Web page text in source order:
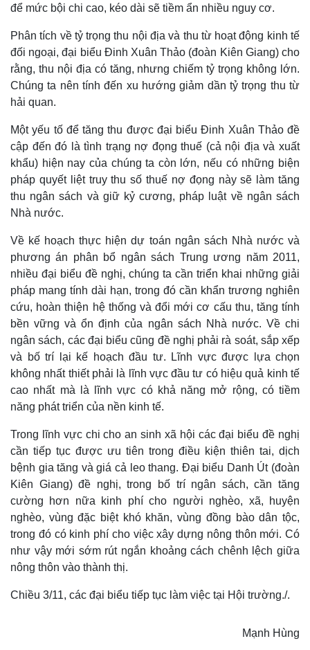
Infographic
để mức bội chi cao, kéo dài sẽ tiềm ẩn nhiều nguy cơ.
Phân tích về tỷ trọng thu nội địa và thu từ hoạt động kinh tế
đối ngoại, đại biểu Đinh Xuân Thảo (đoàn Kiên Giang) cho
rằng, thu nội địa có tăng, nhưng chiếm tỷ trọng không lớn.
Chúng ta nên tính đến xu hướng giảm dần tỷ trọng thu từ
hải quan.
Một yếu tố để tăng thu được đại biểu Đinh Xuân Thảo đề
cập đến đó là tình trạng nợ đọng thuế (cả nội địa và xuất
khẩu) hiện nay của chúng ta còn lớn, nếu có những biện
pháp quyết liệt truy thu số thuế nợ đọng này sẽ làm tăng
thu ngân sách và giữ kỷ cương, pháp luật về ngân sách
Nhà nước.
Về kế hoạch thực hiện dự toán ngân sách Nhà nước và
phương án phân bổ ngân sách Trung ương năm 2011,
nhiều đại biểu đề nghị, chúng ta cần triển khai những giải
pháp mang tính dài hạn, trong đó cần khẩn trương nghiên
cứu, hoàn thiện hệ thống và đổi mới cơ cấu thu, tăng tính
bền vững và ổn định của ngân sách Nhà nước. Về chi
ngân sách, các đại biểu cũng đề nghị phải rà soát, sắp xếp
và bố trí lại kế hoạch đầu tư. Lĩnh vực được lựa chọn
không nhất thiết phải là lĩnh vực đầu tư có hiệu quả kinh tế
cao nhất mà là lĩnh vực có khả năng mở rộng, có tiềm
năng phát triển của nền kinh tế.
Trong lĩnh vực chi cho an sinh xã hội các đại biểu đề nghị
cần tiếp tục được ưu tiên trong điều kiện thiên tai, dịch
bệnh gia tăng và giá cả leo thang. Đại biểu Danh Út (đoàn
Kiên Giang) đề nghị, trong bố trí ngân sách, cần tăng
cường hơn nữa kinh phí cho người nghèo, xã, huyện
nghèo, vùng đặc biệt khó khăn, vùng đồng bào dân tộc,
trong đó có kinh phí cho việc xây dựng nông thôn mới. Có
như vậy mới sớm rút ngắn khoảng cách chênh lệch giữa
nông thôn vào thành thị.
Chiều 3/11, các đại biểu tiếp tục làm việc tại Hội trường./.
Mạnh Hùng